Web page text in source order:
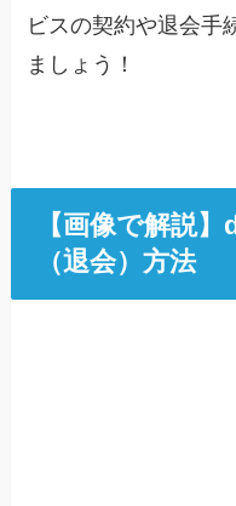
ビスの契約や退会手
ましょう！
【画像で解説
（退会）方法